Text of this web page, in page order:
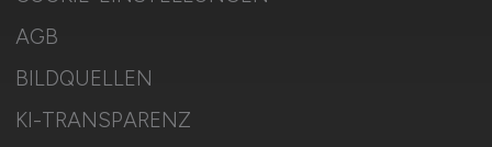
AGB
BILDQUELLEN
KI-TRANSPARENZ